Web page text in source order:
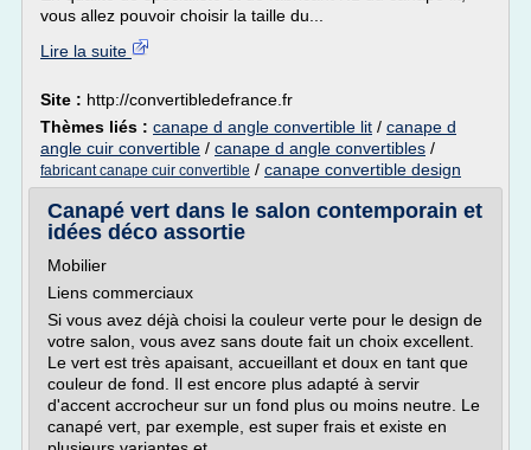
vous allez pouvoir choisir la taille du...
Lire la suite
Site : http://convertibledefrance.fr
Thèmes liés : canape d angle convertible lit / canape d
angle cuir convertible / canape d angle convertibles /
fabricant canape cuir convertible / canape convertible design
Canapé vert dans le salon contemporain et
idées déco assortie
Mobilier
Liens commerciaux
Si vous avez déjà choisi la couleur verte pour le design de
votre salon, vous avez sans doute fait un choix excellent.
Le vert est très apaisant, accueillant et doux en tant que
couleur de fond. Il est encore plus adapté à servir
d'accent accrocheur sur un fond plus ou moins neutre. Le
canapé vert, par exemple, est super frais et existe en